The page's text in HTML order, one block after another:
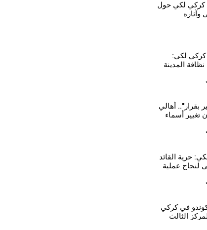
لكي حول
وآثاره
كركي لكي:
المدينة
المواطنين
بقرار".. أهالي
تغيير أسماء
حرية القائد
عملية
الكردية
في كركي
الثالث